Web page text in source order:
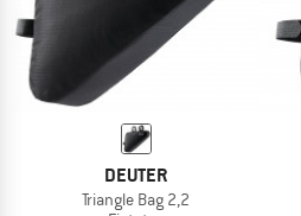
DEUTER
Triangle Bag 2,2